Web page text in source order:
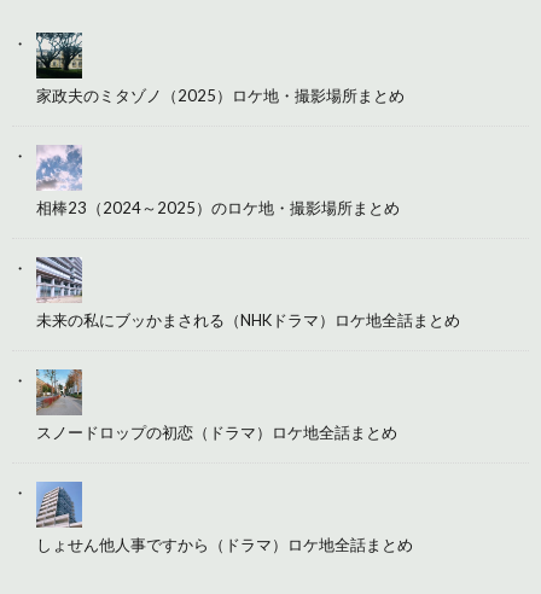
家政夫のミタゾノ（2025）ロケ地・撮影場所まとめ
相棒23（2024～2025）のロケ地・撮影場所まとめ
未来の私にブッかまされる（NHKドラマ）ロケ地全話まとめ
スノードロップの初恋（ドラマ）ロケ地全話まとめ
しょせん他人事ですから（ドラマ）ロケ地全話まとめ